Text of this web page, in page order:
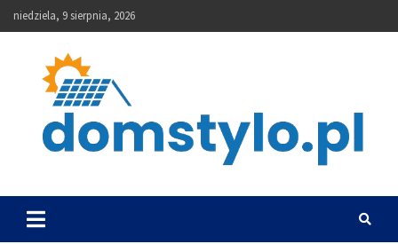
Skip
to
niedziela, 9 sierpnia, 2026
DomStylo